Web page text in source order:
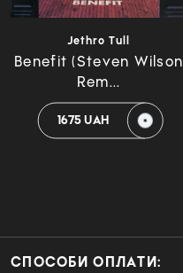
Jethro Tull
Benefit (Steven Wilson
Rem...
1675 UAH
СПОСОБИ ОПЛАТИ: